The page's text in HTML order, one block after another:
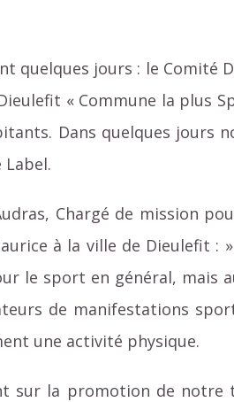
quelques jours : le Comité
« Commune la plus
Dans quelques jours
Label.
Chargé de mission
à la ville de Dieulefit :
le sport en général, mais
de manifestations
une activité physique.
sur la promotion de